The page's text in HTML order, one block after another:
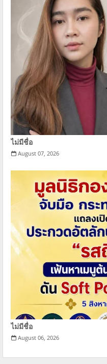
ไม่มีชื่อ
August 07, 2026
ไม่มีชื่อ
August 06, 2026